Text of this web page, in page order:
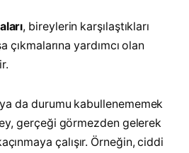
, bireylerin karşılaştıkları
yardımcı olan
da durumu kabullenememek
gerçeği görmezden gelerek
çalışır. Örneğin, ciddi